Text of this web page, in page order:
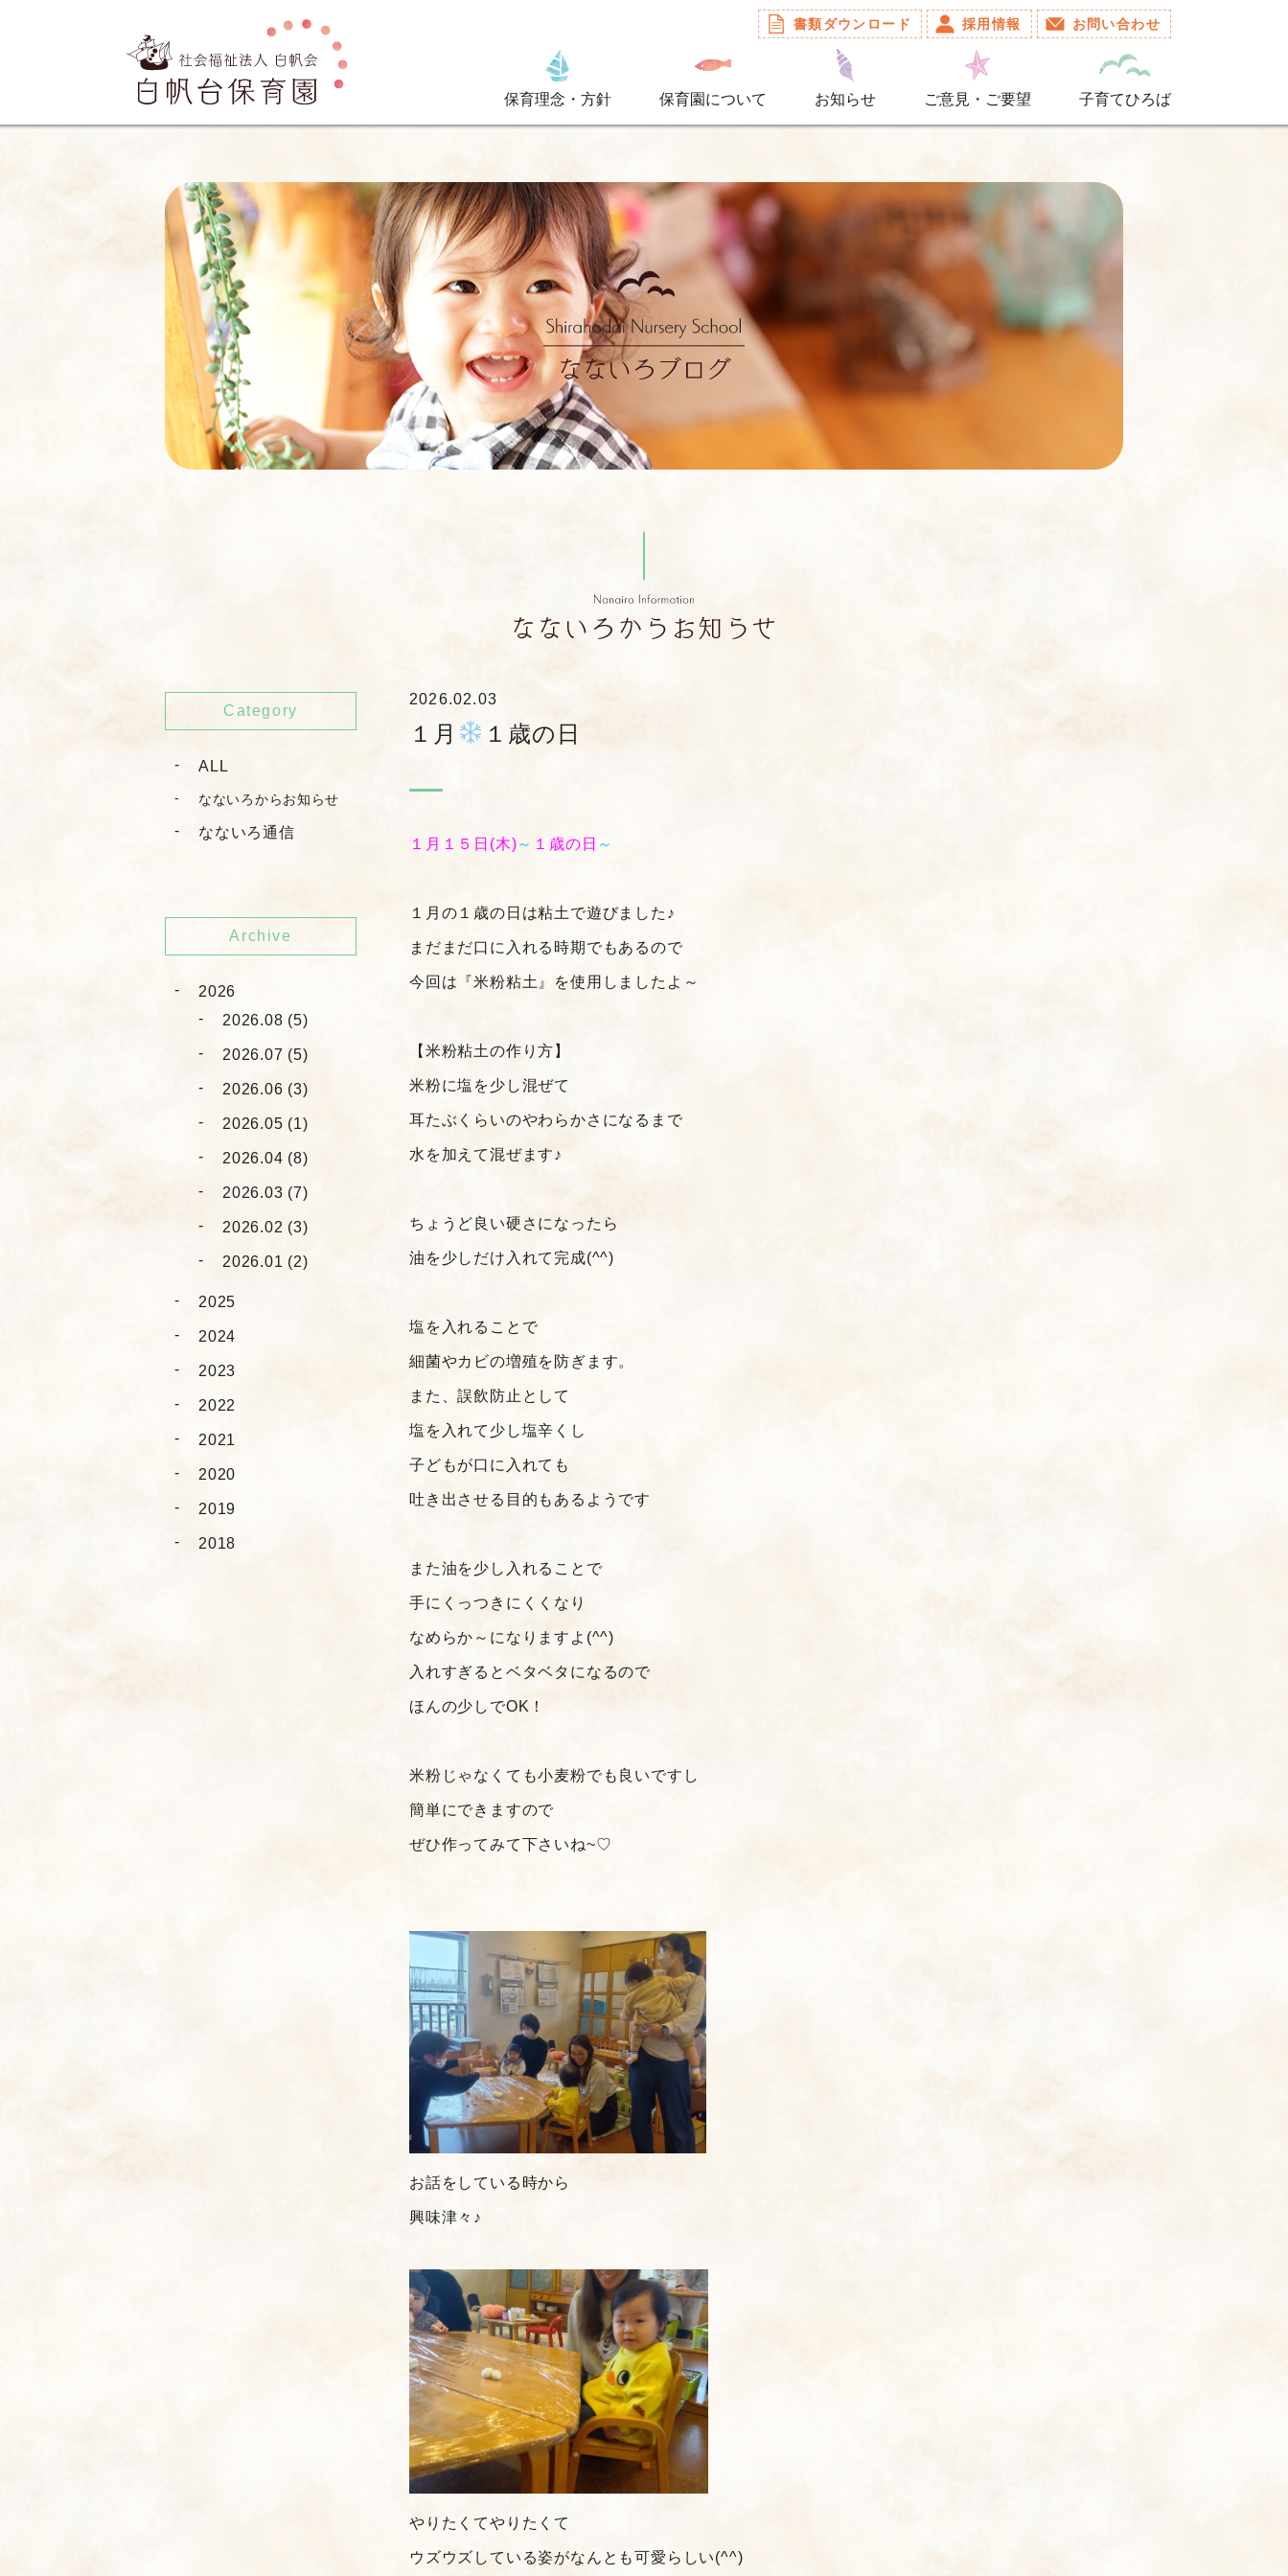
保育理念・方針 保育園について お知らせ ご意見・ご要望 子育てひろば
書類ダウンロード 採用情報 お問い合わせ
2026.02.03
１月 １歳の日
１月１５日(木)～ １歳の日 ～
１月の１歳の日は粘土で遊びました♪
まだまだ口に入れる時期でもあるので
今回は『米粉粘土』を使用しましたよ～
【米粉粘土の作り方】
米粉に塩を少し混ぜて
耳たぶくらいのやわらかさになるまで
水を加えて混ぜます♪
ちょうど良い硬さになったら
油を少しだけ入れて完成(^^)
塩を入れることで
細菌やカビの増殖を防ぎます。
また、誤飲防止として
塩を入れて少し塩辛くし
子どもが口に入れても
吐き出させる目的もあるようです
また油を少し入れることで
手にくっつきにくくなり
なめらか～になりますよ(^^)
入れすぎるとベタベタになるので
ほんの少しでOK！
米粉じゃなくても小麦粉でも良いですし
簡単にできますので
ぜひ作ってみて下さいね~♡
お話をしている時から
興味津々♪
やりたくてやりたくて
ウズウズしている姿がなんとも可愛らしい(^^)
Category
ALL
なないろからお知らせ
なないろ通信
Archive
2026
2026.08 (5)
2026.07 (5)
2026.06 (3)
2026.05 (1)
2026.04 (8)
2026.03 (7)
2026.02 (3)
2026.01 (2)
2025
2024
2023
2022
2021
2020
2019
2018